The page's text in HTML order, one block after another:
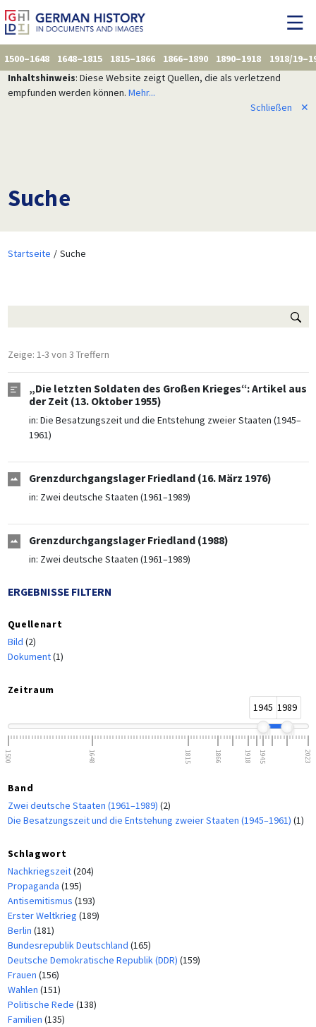
1500–1648 1648–1815 1815–1866 1866–1890 1890–1918
1918/
Inhaltshinweis: Diese Website zeigt Quellen, die als verletzend
empfunden werden können. Mehr...
Schließen
✕
Suche
Startseite Suche
Zeige: 1-3 von 3 Treffern
„Die letzten Soldaten des Großen Krieges“: Artikel aus
der Zeit (13. Oktober 1955)
in: Die Besatzungszeit und die Entstehung zweier Staaten (1945–
1961)
Grenzdurchgangslager Friedland (16. März 1976)
in: Zwei deutsche Staaten (1961–1989)
Grenzdurchgangslager Friedland (1988)
in: Zwei deutsche Staaten (1961–1989)
ERGEBNISSE FILTERN
Quellenart
Bild (2)
Dokument(1)
Zeitraum
1945 1989
1500 1648 1815 1866 1918 1945 2023
Band
Zwei deutsche Staaten (1961–1989) (2)
Die Besatzungszeit und die Entstehung zweier Staaten (1945–1961) (1)
Schlagwort
Nachkriegszeit(204)
Propaganda (195)
Antisemitismus (193)
Erster Weltkrieg (189)
Berlin (181)
Bundesrepublik Deutschland (165)
Deutsche Demokratische Republik (DDR) (159)
Frauen (156)
Wahlen (151)
Politische Rede (138)
Familien (135)